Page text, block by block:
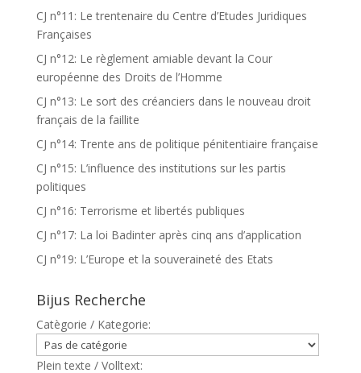
CJ n°11: Le trentenaire du Centre d’Etudes Juridiques
Françaises
CJ n°12: Le règlement amiable devant la Cour
européenne des Droits de l’Homme
CJ n°13: Le sort des créanciers dans le nouveau droit
français de la faillite
CJ n°14: Trente ans de politique pénitentiaire française
CJ n°15: L’influence des institutions sur les partis
politiques
CJ n°16: Terrorisme et libertés publiques
CJ n°17: La loi Badinter après cinq ans d’application
CJ n°19: L’Europe et la souveraineté des Etats
Bijus Recherche
Catègorie / Kategorie:
Plein texte / Volltext: